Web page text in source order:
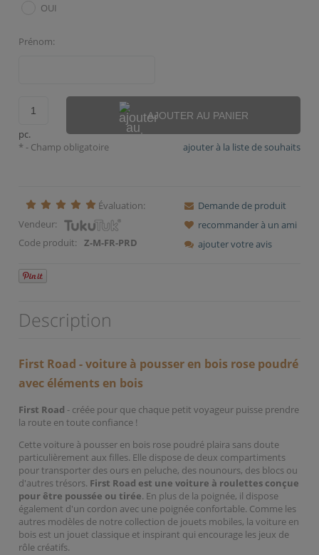
OUI
Prénom:
pc.
AJOUTER AU PANIER
ajouter à la liste de souhaits
*- Champ obligatoire
Évaluation:
Vendeur:
Code produit:
Z-M-FR-PRD
Demande de produit
recommander à un ami
ajouter votre avis
Description
First Road - voiture à pousser en bois rose poudré
avec éléments en bois
First Road - créée pour que chaque petit voyageur puisse prendre
la route en toute confiance !
Cette voiture à pousser en bois rose poudré plaira sans doute
particulièrement aux filles. Elle dispose de deux compartiments
pour transporter des ours en peluche, des nounours, des blocs ou
d'autres trésors. First Road est une voiture à roulettes conçue
pour être poussée ou tirée. En plus de la poignée, il dispose
également d'un cordon avec une poignée confortable. Comme les
autres modèles de notre collection de jouets mobiles, la voiture en
bois est un jouet classique et inspirant qui encourage les jeux de
rôle créatifs.